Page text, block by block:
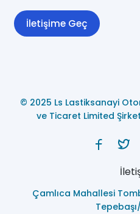
İletişime Geç
© 2025 Ls Lastiksanayi
ve Ticaret Limited
Çamlıca Mahallesi